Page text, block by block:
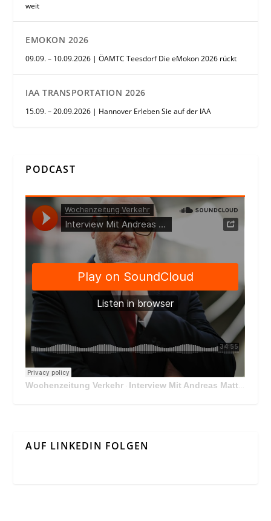
weit
EMOKON 2026
09.09. – 10.09.2026 | ÖAMTC Teesdorf Die eMokon 2026 rückt
IAA TRANSPORTATION 2026
15.09. – 20.09.2026 | Hannover Erleben Sie auf der IAA
PODCAST
Wochenzeitung Verkehr · Interview Mit Andreas Matthä, CEO der ÖBB Holding
AUF LINKEDIN FOLGEN